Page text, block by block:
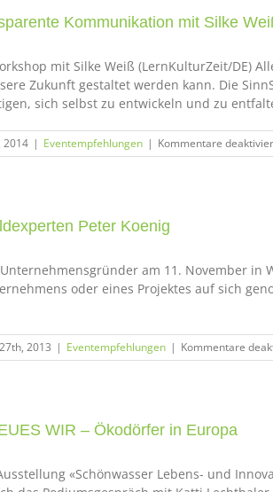
Kommunikation mit Silke
mit Silke Weiß (LernKulturZeit/DE)
Zukunft gestaltet werden kann. Die
sich selbst zu entwickeln und zu
2014 | Eventempfehlungen | Kommentare
Peter Koenig
am 11. November in
oder eines Projektes auf sich
2013 | Eventempfehlungen | Kommentare
WIR – Ökodörfer in Europa
«Schönwasser Lebens- und